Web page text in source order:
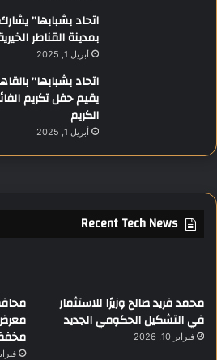
اتحاد بشبابها”
بمدينة القناطر
أبريل 1, 2025
اتحاد بشبابها”
يقيم حفل تكريم
الكريم
أبريل 1, 2025
Recent Tech News
محمد فريد صالح وزيرًا للاستثمار
في التشكيل الحكومي الجديد
فبراير 10, 2026
فبراير